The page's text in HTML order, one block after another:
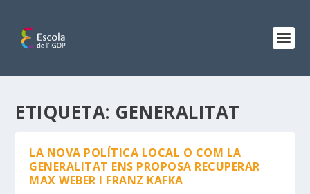
ETIQUETA: GENERALITAT
LA NOVA POLÍTICA LOCAL O COM LA
GENERALITAT ENS PROPOSA RECUPERAR
MAX WEBER I FRANZ KAFKA